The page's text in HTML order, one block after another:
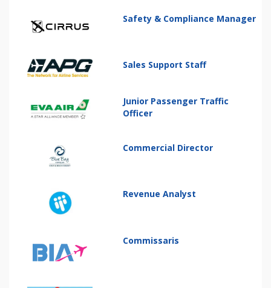
Safety & Compliance Manager
Sales Support Staff
Junior Passenger Traffic
Officer
Commercial Director
Revenue Analyst
Commissaris